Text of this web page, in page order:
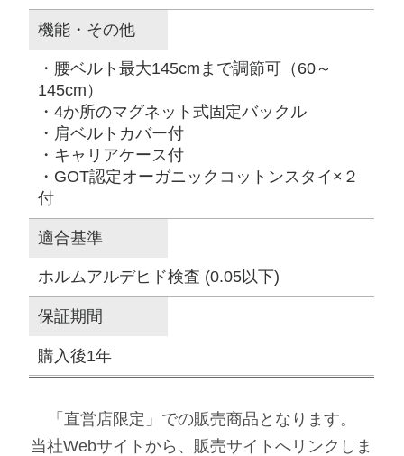
機能・その他
・腰ベルト最大145cmまで調節可（60～
145cm）
・4か所のマグネット式固定バックル
・肩ベルトカバー付
・キャリアケース付
・GOT認定オーガニックコットンスタイ×２
付
適合基準
ホルムアルデヒド検査 (0.05以下)
保証期間
購入後1年
「直営店限定」での販売商品となります。
当社Webサイトから、販売サイトへリンクしま